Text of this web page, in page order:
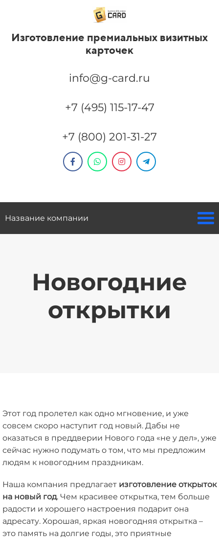
Изготовление премиальных визитных
карточек
info@g-card.ru
+7 (495) 115-17-47
+7 (800) 201-31-27
Название компании
Новогодние
открытки
Этот год пролетел как одно мгновение, и уже
совсем скоро наступит год новый. Дабы не
оказаться в преддверии Нового года «не у дел», уже
сейчас нужно подумать о том, что мы предложим
людям к новогодним праздникам.
Наша компания предлагает изготовление открыток
на новый год. Чем красивее открытка, тем больше
радости и хорошего настроения подарит она
адресату. Хорошая, яркая новогодняя открытка –
это память на долгие годы, это приятные